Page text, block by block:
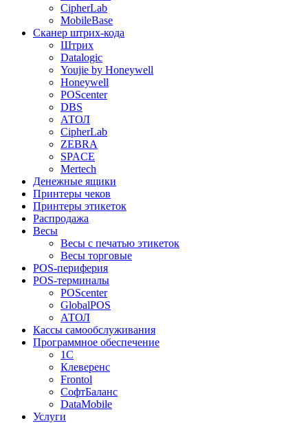
CipherLab
MobileBase
Сканер штрих-кода
Штрих
Datalogic
Youjie by Honeywell
Honeywell
POScenter
DBS
АТОЛ
CipherLab
ZEBRA
SPACE
Mertech
Денежные ящики
Принтеры чеков
Принтеры этикеток
Распродажа
Весы
Весы с печатью этикеток
Весы торговые
POS-периферия
POS-терминалы
POScenter
GlobalPOS
АТОЛ
Кассы самообслуживания
Программное обеспечение
1С
Клеверенс
Frontol
СофтБаланс
DataMobile
Услуги